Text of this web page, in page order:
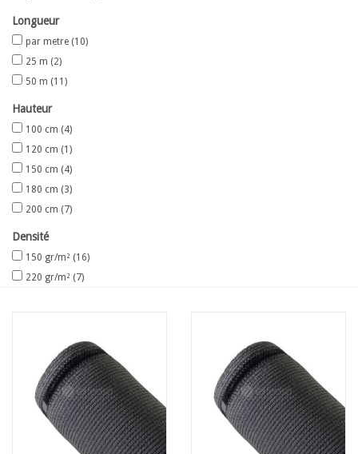
Longueur
par metre (10)
25 m (2)
50 m (11)
Hauteur
100 cm (4)
120 cm (1)
150 cm (4)
180 cm (3)
200 cm (7)
Densité
150 gr/m² (16)
220 gr/m² (7)